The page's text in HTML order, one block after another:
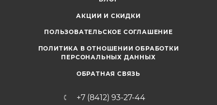
АКЦИИ И СКИДКИ
ПОЛЬЗОВАТЕЛЬСКОЕ СОГЛАШЕНИЕ
ПОЛИТИКА В ОТНОШЕНИИ ОБРАБОТКИ
ПЕРСОНАЛЬНЫХ ДАННЫХ
ОБРАТНАЯ СВЯЗЬ
+7 (8412) 93-27-44